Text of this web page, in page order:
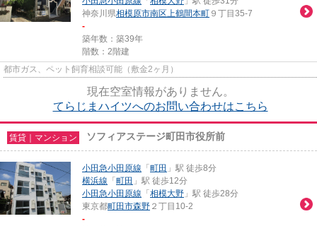
神奈川県相模原市南区上鶴間本町 ９丁目35-7
-
築年数：築39年
階数：2階建
都市ガス、ペット飼育相談可能（敷金2ヶ月）
現在空室情報がありません。
てらじまハイツへのお問い合わせはこちら
賃貸｜マンション ソフィアステージ町田市役所前
小田急小田原線 「 町田 」駅 徒歩8分
横浜線 「 町田 」駅 徒歩12分
小田急小田原線 「 相模大野 」駅 徒歩28分
東京都町田市森野 ２丁目10-2
-